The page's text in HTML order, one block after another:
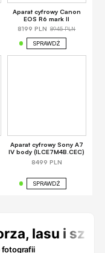
Aparat cyfrowy Canon
EOS R6 mark II
8199 PLN 8945 PLN
SPRAWDŹ
Aparat cyfrowy Sony A7
IV body (ILCE7M4B.CEC)
8499 PLN
SPRAWDŹ